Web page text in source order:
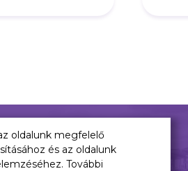
Jelenünk
oldalunk megfelelő
és az oldalunk
További